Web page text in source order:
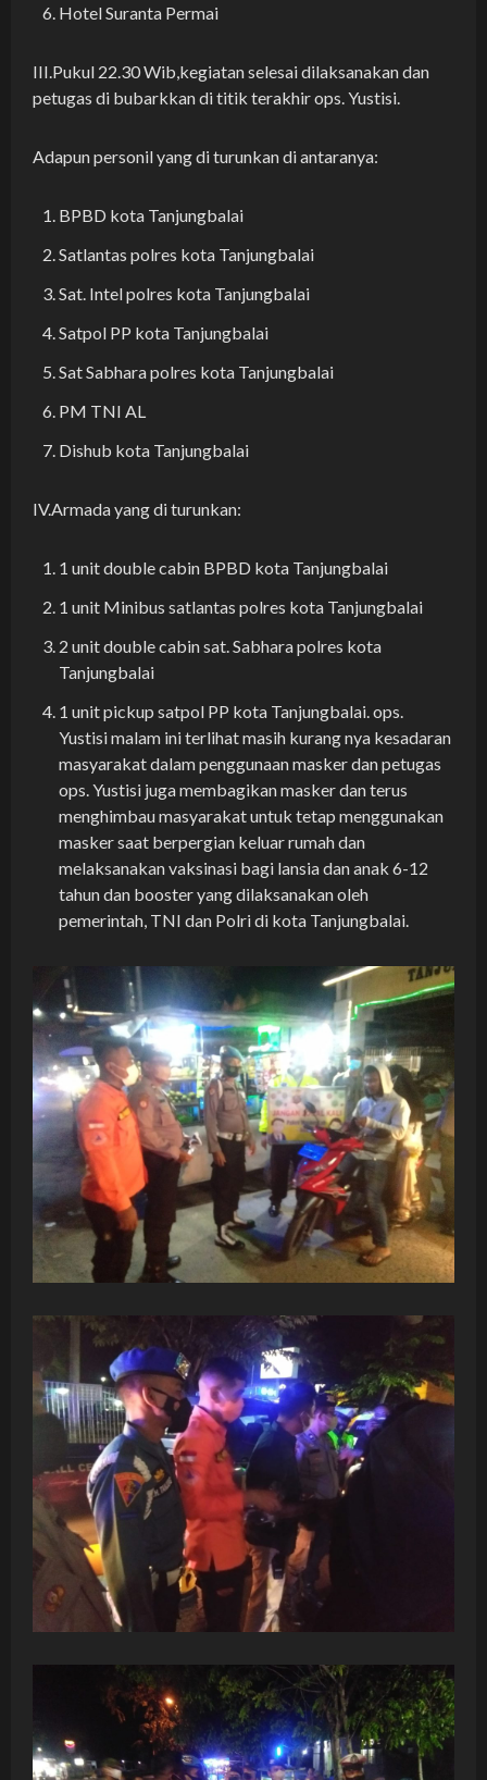
Hotel Suranta Permai
III.Pukul 22.30 Wib,kegiatan selesai dilaksanakan dan
petugas di bubarkkan di titik terakhir ops. Yustisi.
Adapun personil yang di turunkan di antaranya:
BPBD kota Tanjungbalai
Satlantas polres kota Tanjungbalai
Sat. Intel polres kota Tanjungbalai
Satpol PP kota Tanjungbalai
Sat Sabhara polres kota Tanjungbalai
PM TNI AL
Dishub kota Tanjungbalai
IV.Armada yang di turunkan:
1 unit double cabin BPBD kota Tanjungbalai
1 unit Minibus satlantas polres kota Tanjungbalai
2 unit double cabin sat. Sabhara polres kota
Tanjungbalai
1 unit pickup satpol PP kota Tanjungbalai. ops.
Yustisi malam ini terlihat masih kurang nya kesadaran
masyarakat dalam penggunaan masker dan petugas
ops. Yustisi juga membagikan masker dan terus
menghimbau masyarakat untuk tetap menggunakan
masker saat berpergian keluar rumah dan
melaksanakan vaksinasi bagi lansia dan anak 6-12
tahun dan booster yang dilaksanakan oleh
pemerintah, TNI dan Polri di kota Tanjungbalai.